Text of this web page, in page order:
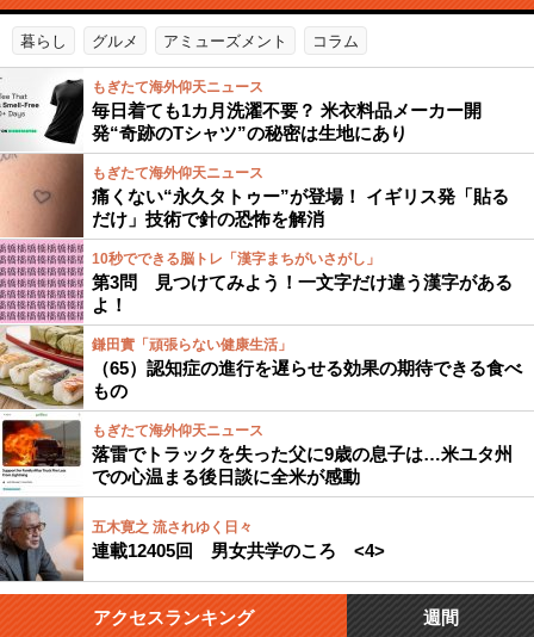
暮らし グルメ アミューズメント コラム
もぎたて海外仰天ニュース
毎日着ても1カ月洗濯不要？ 米衣料品メーカー開
発“奇跡のTシャツ”の秘密は生地にあり
もぎたて海外仰天ニュース
痛くない“永久タトゥー”が登場！ イギリス発「貼る
だけ」技術で針の恐怖を解消
10秒でできる脳トレ「漢字まちがいさがし」
第3問 見つけてみよう！一文字だけ違う漢字がある
よ！
鎌田實「頑張らない健康生活」
（65）認知症の進行を遅らせる効果の期待できる食べ
もの
もぎたて海外仰天ニュース
落雷でトラックを失った父に9歳の息子は…米ユタ州
での心温まる後日談に全米が感動
五木寛之 流されゆく日々
連載12405回 男女共学のころ <4>
アクセスランキング 週間